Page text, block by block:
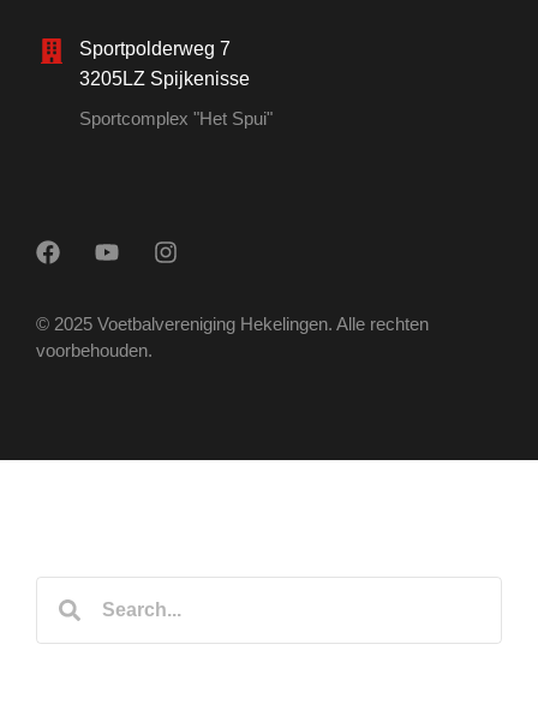
Sportpolderweg 7
3205LZ Spijkenisse
Sportcomplex "Het Spui"
© 2025 Voetbalvereniging Hekelingen. Alle rechten
voorbehouden.